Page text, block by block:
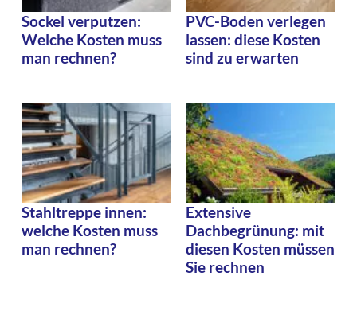
Sockel verputzen:
Welche Kosten muss
man rechnen?
PVC-Boden verlegen
lassen: diese Kosten
sind zu erwarten
Stahltreppe innen:
welche Kosten muss
man rechnen?
Extensive
Dachbegrünung: mit
diesen Kosten müssen
Sie rechnen